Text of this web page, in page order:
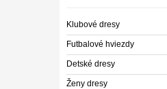
Klubové dresy
Futbalové hviezdy
Detské dresy
Ženy dresy